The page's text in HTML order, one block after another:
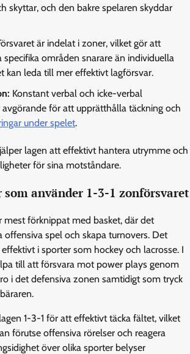
skyttar, och den bakre spelaren skyddar
är indelat i zoner, vilket gör att
specifika områden snarare än individuella
kan leda till mer effektivt lagförsvar.
Konstant verbal och icke-verbal
för att upprätthålla täckning och
under spelet.
lagen att effektivt hantera utrymme och
för sina motståndare.
använder 1-3-1 zonförsvaret
mest förknippat med basket, där det
offensiva spel och skapa turnovers. Det
i sporter som hockey och lacrosse. I
till att försvara mot power plays genom
i det defensiva zonen samtidigt som tryck
1-3-1 för att effektivt täcka fältet, vilket
förutse offensiva rörelser och reagera
över olika sporter belyser